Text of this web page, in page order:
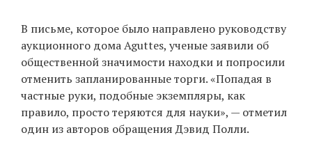
В письме, которое было направлено руководству
аукционного дома Aguttes, ученые заявили об
общественной значимости находки и попросили
отменить запланированные торги. «Попадая в
частные руки, подобные экземпляры, как
правило, просто теряются для науки», — отметил
один из авторов обращения Дэвид Полли.